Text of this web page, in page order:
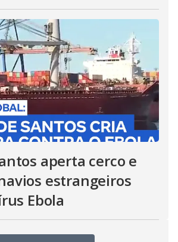
aperta cerco e
estrangeiros
Ebola